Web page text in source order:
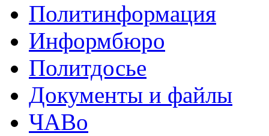
Политинформация
Информбюро
Политдосье
Документы и файлы
ЧАВо